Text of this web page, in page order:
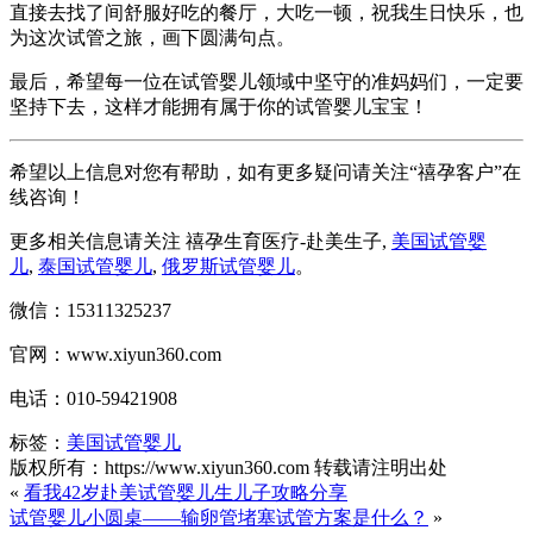
直接去找了间舒服好吃的餐厅，大吃一顿，祝我生日快乐，也
为这次试管之旅，画下圆满句点。
最后，希望每一位在试管婴儿领域中坚守的准妈妈们，一定要
坚持下去，这样才能拥有属于你的试管婴儿宝宝！
希望以上信息对您有帮助，如有更多疑问请关注“禧孕客户”在
线咨询！
更多相关信息请关注 禧孕生育医疗-赴美生子, 美国试管婴
儿, 泰国试管婴儿, 俄罗斯试管婴儿。
微信：15311325237
官网：www.xiyun360.com
电话：010-59421908
标签： 美国试管婴儿
版权所有：https://www.xiyun360.com 转载请注明出处
« 看我42岁赴美试管婴儿生儿子攻略分享
试管婴儿小圆桌——输卵管堵塞试管方案是什么？ »